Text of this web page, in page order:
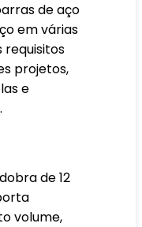
de aço
em várias
projetos,
e
de 12
volume,